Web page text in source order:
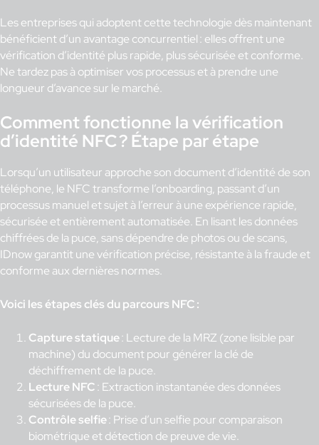
Les entreprises qui adoptent cette technologie dès maintenant
bénéficient d’un avantage concurrentiel : elles offrent une
vérification d’identité plus rapide, plus sécurisée et conforme.
Ne tardez pas à optimiser vos processus et à prendre une
longueur d’avance sur le marché.
Comment fonctionne la vérification
d’identité NFC ? Étape par étape
Lorsqu’un utilisateur approche son document d’identité de son
téléphone, le NFC transforme l’onboarding, passant d’un
processus manuel et sujet à l’erreur à une expérience rapide,
sécurisée et entièrement automatisée. En lisant les données
chiffrées de la puce, sans dépendre de photos ou de scans,
IDnow garantit une vérification précise, résistante à la fraude et
conforme aux dernières normes.
Voici les étapes clés du parcours NFC :
Capture statique: Lecture de la MRZ (zone lisible par
machine) du document pour générer la clé de
déchiffrement de la puce.
Lecture NFC: Extraction instantanée des données
sécurisées de la puce.
Contrôle selfie: Prise d’un selfie pour comparaison
biométrique et détection de preuve de vie.